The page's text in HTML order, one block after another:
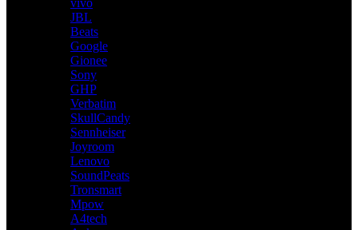
vivo
JBL
Beats
Google
Gionee
Sony
GHP
Verbatim
SkullCandy
Sennheiser
Joyroom
Lenovo
SoundPeats
Tronsmart
Mpow
A4tech